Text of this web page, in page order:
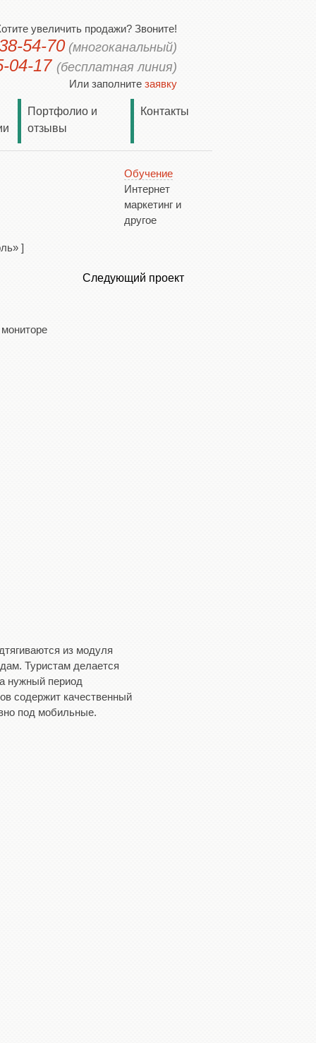
увеличить продажи? Звоните!
54-70(многоканальный)
04-17 (бесплатная линия)
Или заполните заявку
Портфолио и
отзывы
Контакты
Обучение
Интернет
маркетинг и
другое
]
Следующий проект
из модуля
Туристам делается
нужный период
содержит качественный
под мобильные.